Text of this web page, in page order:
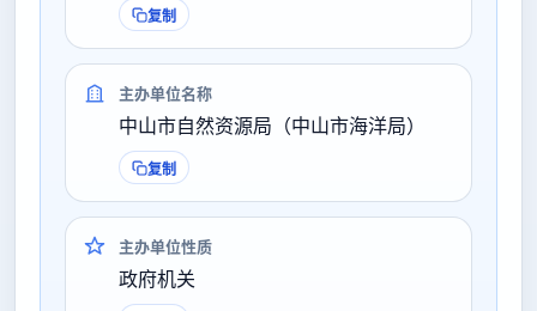
复制
主办单位名称
中山市自然资源局（中山市海洋局）
复制
主办单位性质
政府机关